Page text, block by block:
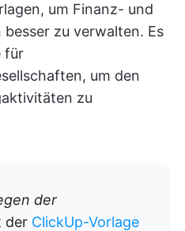
um Finanz- und
zu verwalten. Es
für
um den
zu
der
der ClickUp-Vorlage